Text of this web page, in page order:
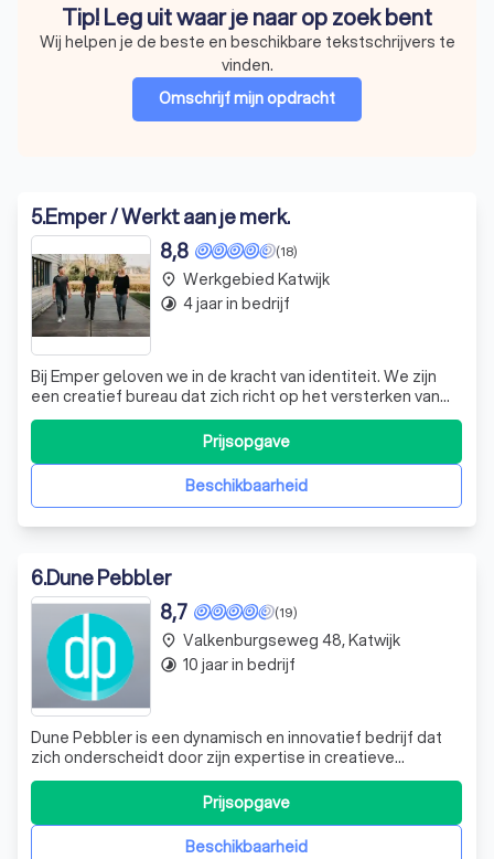
Tip! Leg uit waar je naar op zoek bent
Wij helpen je de beste en beschikbare tekstschrijvers te
vinden.
Omschrijf mijn opdracht
5.Emper / Werkt aan je merk.
(18)
8,8
Bij Emper geloven we in de kracht van identiteit. We zijn
een creatief bureau dat zich richt op het versterken van
merkidentiteiten, en we beginnen altijd bij de kern van
jouw organisatie. Met meer dan 30 jaar ervaring in branding
en communicatie, helpen we bedrijven in Zuid-Holland om
Beschikbaarheid
Prijsopgave
place Werkgebied Katwijk
timelapse 4 jaar in bedrijf
6.Dune Pebbler
(19)
8,7
Dune Pebbler is een dynamisch en innovatief bedrijf dat
zich onderscheidt door zijn expertise in creatieve
marketing en webdevelopment. Ontstaan uit de
samenvoeging van Dune Reclamebureau en
internetbureau Pebbler, combineren we meer dan 30 jaar
ervaring in vastgoedmarketing met de frisse inzichten
Beschikbaarheid
Prijsopgave
place Valkenburgseweg 48, Katwijk
timelapse 10 jaar in bedrijf